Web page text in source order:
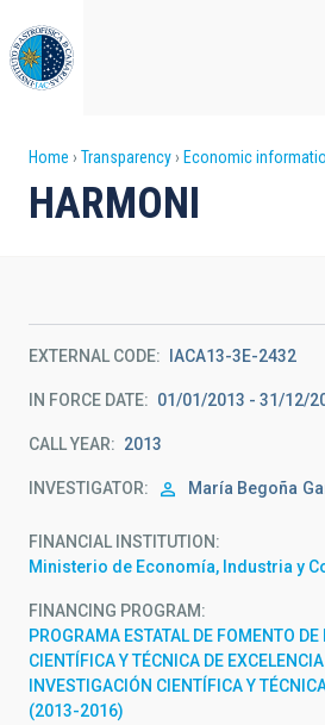
to
main
content
Breadcrumb
Home Transparency Economic
HARMONI
EXTERNAL CODE IACA13-3E-2432
IN FORCE DATE 01/01/2013 - 31/12/
CALL YEAR 2013
INVESTIGATOR María Begoña
FINANCIAL INSTITUTION
Ministerio de Economía, Industria y
FINANCING PROGRAM
PROGRAMA ESTATAL DE FOMENTO
CIENTÍFICA Y TÉCNICA DE
INVESTIGACIÓN CIENTÍFICA Y
(2013-2016)